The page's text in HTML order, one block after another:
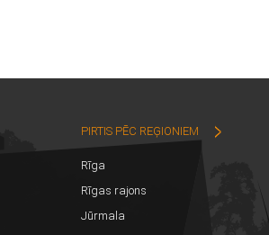
PIRTIS PĒC REĢIONIEM
Rīga
Rīgas rajons
Jūrmala